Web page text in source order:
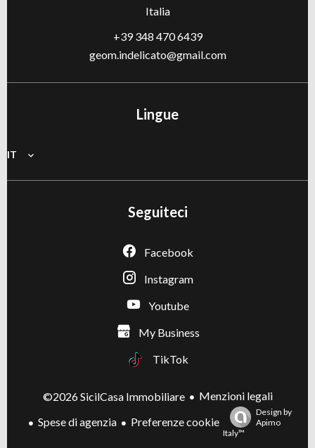
Italia
+39 348 470 6439
geom.indelicato@gmail.com
Lingue
IT
Seguiteci
Facebook
Instagram
Youtube
My Business
TikTok
©2026 SicilCasa Immobiliare
Menzioni legali
Spese di agenzia
Preferenze cookie
Design by
Apimo
Italy™